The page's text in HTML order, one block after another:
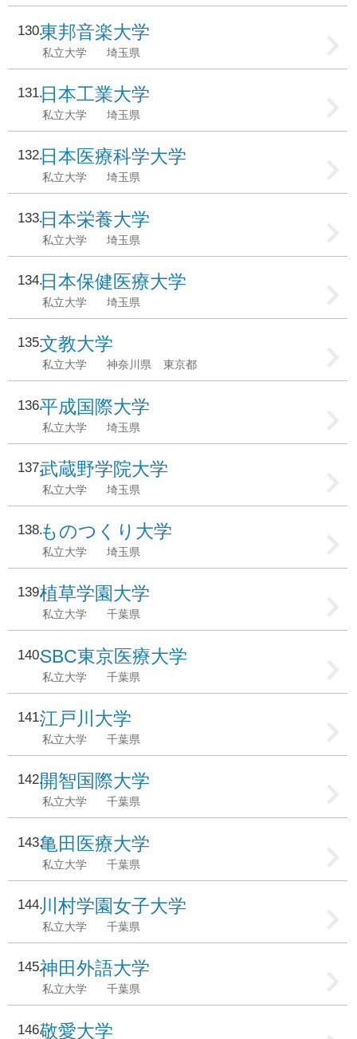
130東邦音楽大学
私立大学 埼玉県
131日本工業大学
私立大学 埼玉県
132日本医療科学大学
私立大学 埼玉県
133日本栄養大学
私立大学 埼玉県
134日本保健医療大学
私立大学 埼玉県
135文教大学
私立大学 神奈川県 東京都
136平成国際大学
私立大学 埼玉県
137武蔵野学院大学
私立大学 埼玉県
138ものつくり大学
私立大学 埼玉県
139植草学園大学
私立大学 千葉県
140SBC東京医療大学
私立大学 千葉県
141江戸川大学
私立大学 千葉県
142開智国際大学
私立大学 千葉県
143亀田医療大学
私立大学 千葉県
144川村学園女子大学
私立大学 千葉県
145神田外語大学
私立大学 千葉県
146敬愛大学